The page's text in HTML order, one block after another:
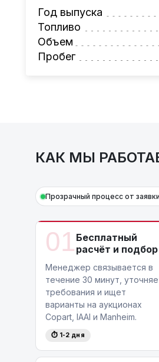
Также, для граждан РБ
Условия и
AutoCapital
– просто
*Цена автомобиля
Год выпуска
Топливо
Объем
Пробег
КАК МЫ
Прозрачный процесс от
01 Бесплатный
расчёт и подбор
Менеджер связывается в
течение 30 минут,
требования и ищет
варианты на аукционах
Copart, IAAI и Manheim.
⏱ 1-2 дня